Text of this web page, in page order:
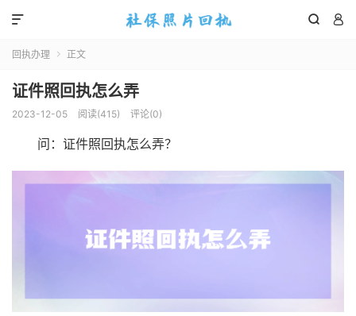
 

回执办理  正文
证件照回执怎么弄
2023-12-05 阅读(415) 评论(0)
问：证件照回执怎么弄？